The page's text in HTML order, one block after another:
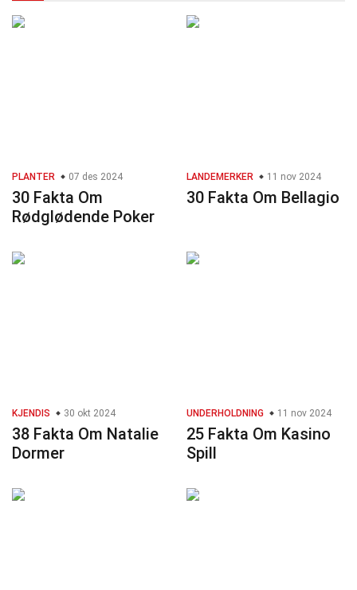
PLANTER 07 des 2024
30 Fakta Om
Rødglødende Poker
LANDEMERKER 11 nov 2024
30 Fakta Om Bellagio
KJENDIS 30 okt 2024
38 Fakta Om Natalie
Dormer
UNDERHOLDNING 11 nov 2024
25 Fakta Om Kasino
Spill